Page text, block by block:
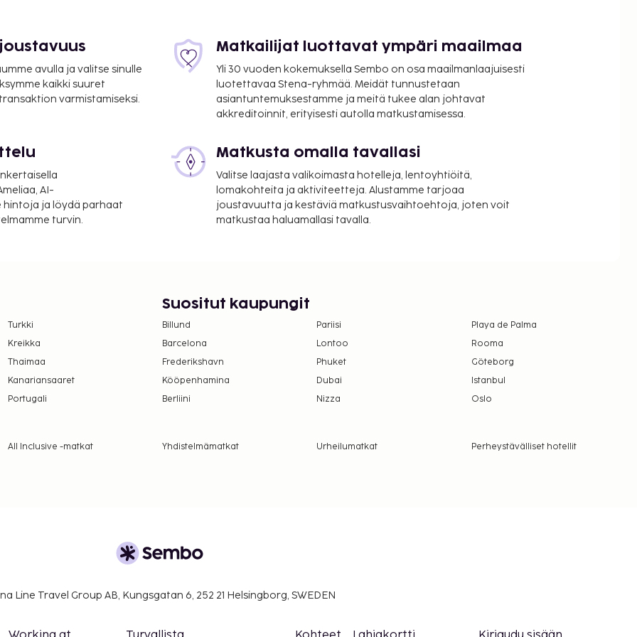
mi
vastaanotossa.
itseäsi kylpylässä,
Käytössäsi on myös
palvelut ja grilli.
maksut.
avulla ja valitse sinulle
kaikki suuret
varmistamiseksi.
Matkailijat luottavat ympäri maailmaa
Yli 30 vuoden kokemuksella Sembo on osa maailmanlaajuisesti
luotettavaa Stena-ryhmää. Meidät tunnustetaan
asiantuntemuksestamme ja meitä tukee alan johtavat
akkreditoinnit, erityisesti autolla matkustamisessa.
AI-
ja löydä parhaat
turvin.
Matkusta omalla tavallasi
Valitse laajasta valikoimasta hotelleja, lentoyhtiöitä,
lomakohteita ja aktiviteetteja. Alustamme tarjoaa
joustavuutta ja kestäviä matkustusvaihtoehtoja, joten voit
matkustaa haluamallasi tavalla.
Turkki
Kreikka
Thaimaa
Kanariansaaret
Portugali
Suositut kaupungit
Billund Pariisi
Playa de Palma
Barcelona
Lontoo
Rooma
Frederikshavn
Phuket
Göteborg
Kööpenhamina
Dubai
Istanbul
Berliini
Nizza Oslo
All Inclusive -matkat Yhdistelmämatkat Urheilumatkat
Perheystävälliset hotellit
Line Travel Group AB, Kungsgatan 6, 252 21 Helsingborg, SWEDEN